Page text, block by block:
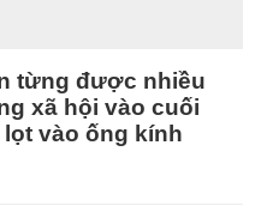
từng được nhiều
xã hội vào cuối
vào ống kính